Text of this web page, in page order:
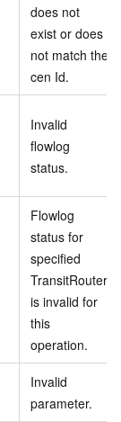
does not
exist or does
not match the
cen Id.
Invalid
flowlog
status.
Flowlog
status for
specified
TransitRouter
is invalid for
this
operation.
Invalid
parameter.